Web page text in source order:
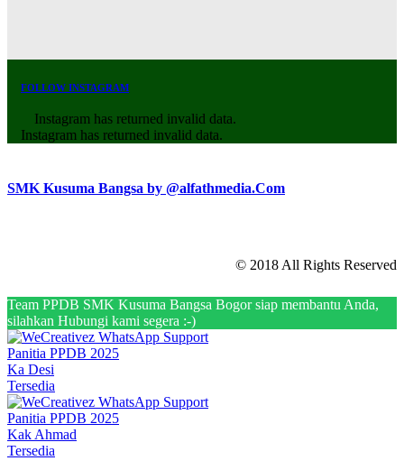
FOLLOW INSTAGRAM
Instagram has returned invalid data.
Instagram has returned invalid data.
SMK Kusuma Bangsa by @alfathmedia.Com
© 2018 All Rights Reserved
Team PPDB SMK Kusuma Bangsa Bogor siap membantu Anda,
silahkan Hubungi kami segera :-)
Panitia PPDB 2025
Ka Desi
Tersedia
Panitia PPDB 2025
Kak Ahmad
Tersedia